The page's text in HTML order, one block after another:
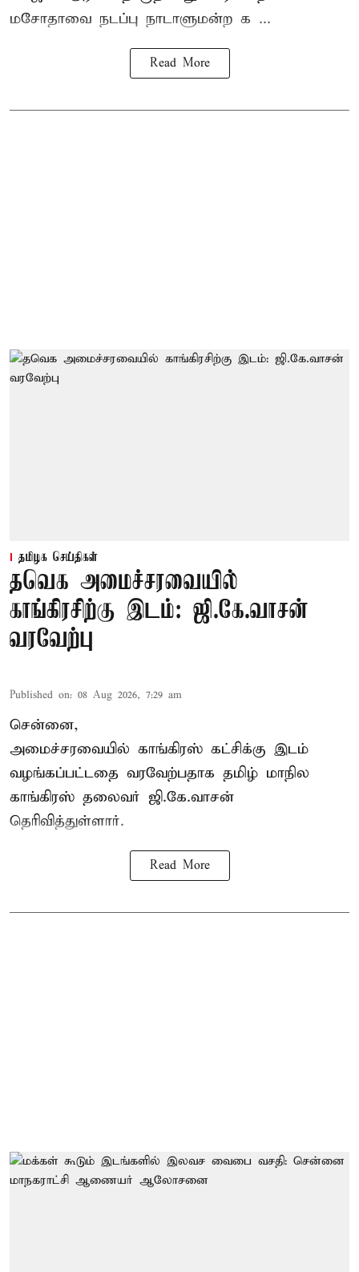
மசோதாவை நடப்பு நாடாளுமன்ற க ...
Read More
தமிழக செய்திகள்
தவெக அமைச்சரவையில்
காங்கிரசிற்கு இடம்: ஜி.கே.வாசன்
வரவேற்பு
Published on: 08 Aug 2026, 7:29 am
சென்னை,
அமைச்சரவையில் காங்கிரஸ் கட்சிக்கு இடம்
வழங்கப்பட்டதை வரவேற்பதாக தமிழ் மாநில
காங்கிரஸ் தலைவர் ஜி.கே.வாசன்
தெரிவித்துள்ளார்.
Read More